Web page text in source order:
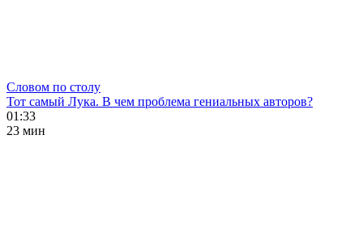
Словом по столу
Тот самый Лука. В чем проблема гениальных авторов?
01:33
23 мин